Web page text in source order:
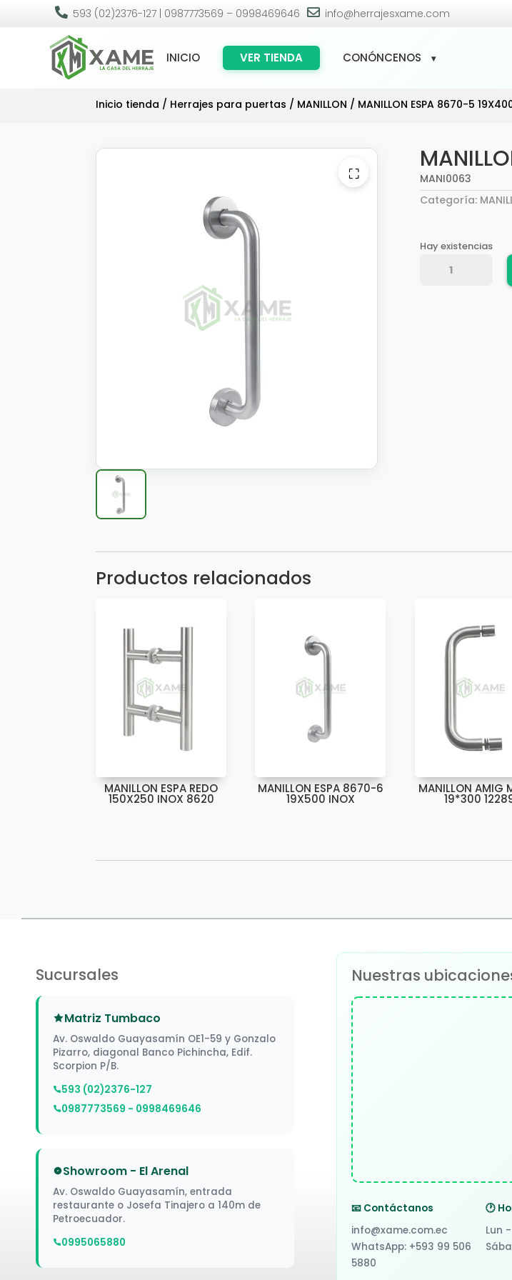
 593 (02)2376-127 | 0987773569 – 0998469646  info@herrajesxame.com
INICIO VER TIENDA CONÓNCENOS
Inicio tienda / Herrajes para puertas / MANILLON / MANILLON ESPA 8670-5
⛶
MANI0063
Categoría:
Hay existencias
Productos relacionados
MANILLON ESPA REDO
150X250 INOX 8620
MANILLON ESPA 8670-6
19X500 INOX
MANILLON AMIG
19*300
Sucursales
Matriz Tumbaco
Av. Oswaldo Guayasamín OE1-59 y Gonzalo
Pizarro, diagonal Banco Pichincha, Edif.
Scorpion P/B.
593 (02)2376-127
0987773569 - 0998469646
Showroom - El Arenal
Av. Oswaldo Guayasamín, entrada
restaurante o Josefa Tinajero a 140m de
Petroecuador.
0995065880
Nuestras
📧 Contáctanos
info@xame.com.ec
WhatsApp: +593 99 506
5880
🕐
Lun